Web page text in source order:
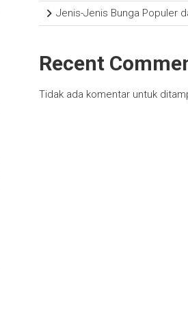
Jenis-Jenis Bunga Populer
Recent
Tidak ada komentar untuk